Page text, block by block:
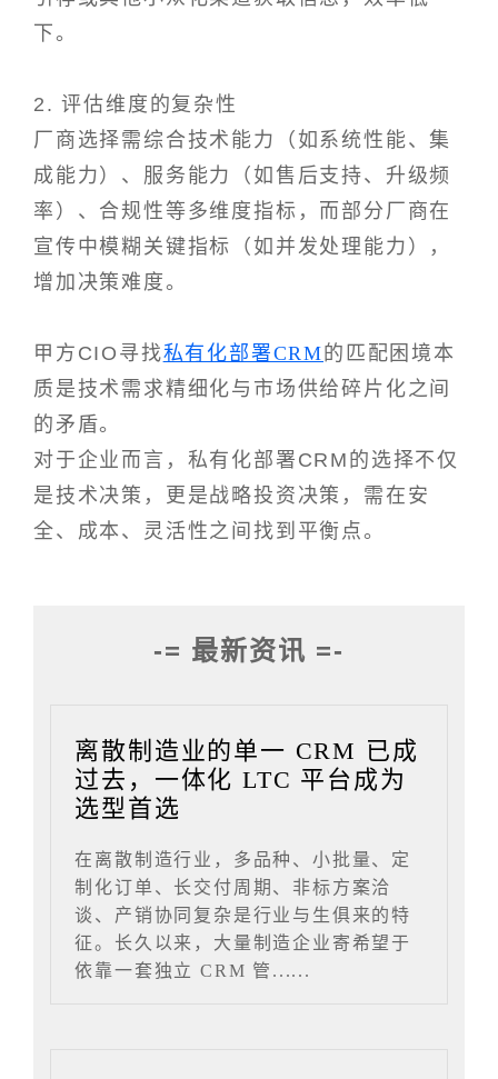
下。
2. 评估维度的复杂性
厂商选择需综合技术能力（如系统性能、集
成能力）、服务能力（如售后支持、升级频
率）、合规性等多维度指标，而部分厂商在
宣传中模糊关键指标（如并发处理能力），
增加决策难度。
甲方CIO寻找私有化部署CRM的匹配困境本
质是技术需求精细化与市场供给碎片化之间
的矛盾。
对于企业而言，私有化部署CRM的选择不仅
是技术决策，更是战略投资决策，需在安
全、成本、灵活性之间找到平衡点。
-= 最新资讯 =-
离散制造业的单一 CRM 已成
过去，一体化 LTC 平台成为
选型首选
在离散制造行业，多品种、小批量、定
制化订单、长交付周期、非标方案洽
谈、产销协同复杂是行业与生俱来的特
征。长久以来，大量制造企业寄希望于
依靠一套独立 CRM 管......